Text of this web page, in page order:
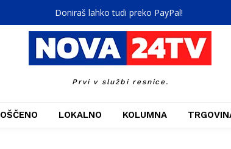
Doniraš lahko tudi preko PayPal!
Prvi v službi resnice.
LOKALNO KOLUMNA